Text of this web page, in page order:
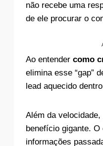
não recebe uma
de ele procurar o
Ao entender como
elimina esse “gap”
lead aquecido
Além da
benefício gigante.
informações